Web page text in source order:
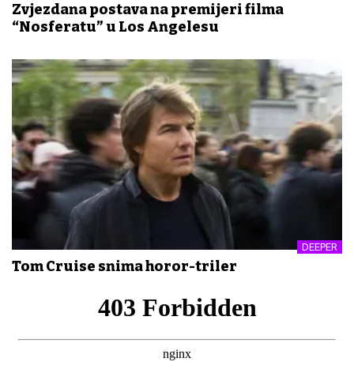
Zvjezdana postava na premijeri filma
“Nosferatu” u Los Angelesu
DEEPER
Tom Cruise snima horor-triler